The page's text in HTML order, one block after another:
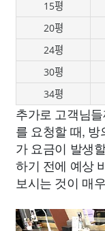
15평
20평
24평
30평
34평
추가로 고객님
를 요청할 때,
가 요금이 발생
하기 전에 예상
보시는 것이 매